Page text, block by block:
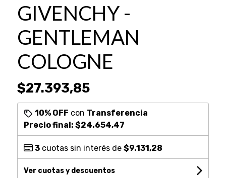
GIVENCHY -
GENTLEMAN
COLOGNE
$27.393,85
10% OFF con Transferencia
Precio final: $24.654,47
3cuotas sin interés de $9.131,28
Ver cuotas y descuentos